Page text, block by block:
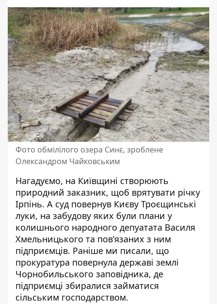
Фото обмілілого озера Синє, зроблене
Олександром Чайковським
Нагадуємо, на Київщині створюють
природний заказник, щоб врятувати річку
Ірпінь. А суд повернув Києву Троєщинські
луки, на забудову яких були плани у
колишнього народного депуатата Василя
Хмельницького та пов’язаних з ним
підприємців. Раніше ми писали, що
прокуратура повернула державі землі
Чорнобильського заповідника, де
підприємці збиралися займатися
сільським господарством.